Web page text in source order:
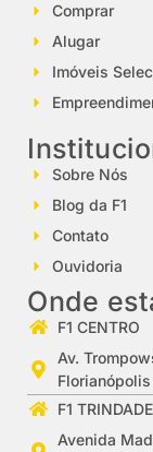
Comprar
Alugar
Imóveis
Sobre Nós
Blog da F1
Contato
Ouvidoria
Onde
F1 CENTRO
Av.
F1 TRINDADE
Avenida